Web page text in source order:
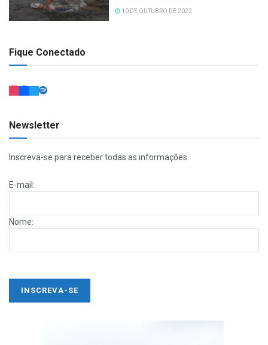
10 DE OUTUBRO DE 2022
Fique Conectado
Newsletter
Inscreva-se para receber todas as informações
E-mail:
Nome: